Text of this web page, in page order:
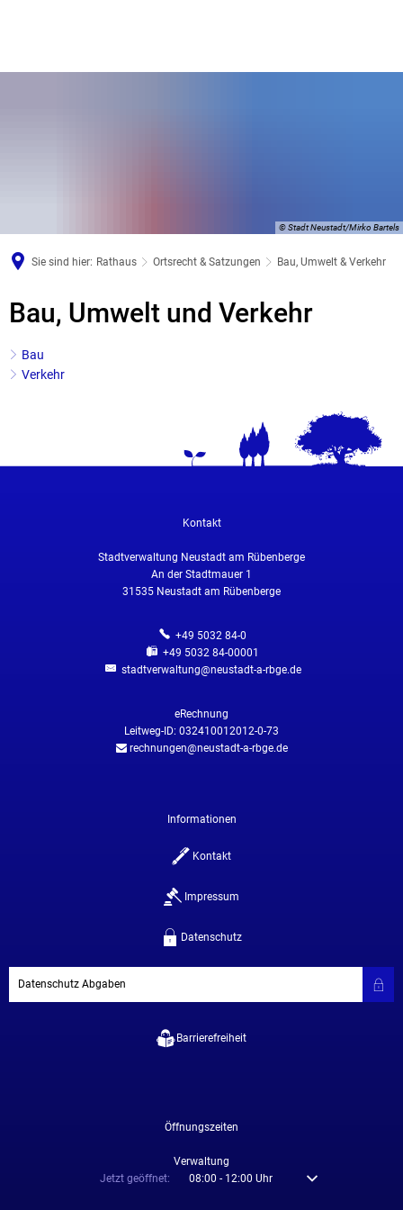
© Stadt Neustadt/Mirko Bartels
Sie sind hier: Rathaus Ortsrecht & Satzungen Bau, Umwelt & Verkehr
Bau,
&
Bau, Umwelt und Verkehr
Bau
Verkehr
Kontakt
Stadtverwaltung Neustadt am Rübenberge
An der Stadtmauer 1
31535 Neustadt am Rübenberge
+49 5032 84-0
+49 5032 84-00001
stadtverwaltung@neustadt-a-rbge.de
eRechnung
Leitweg-ID: 032410012012-0-73
rechnungen@neustadt-a-rbge.de
Informationen
Kontakt
Impressum
Datenschutz
Datenschutz Abgaben
Barrierefreiheit
Öffnungszeiten
Verwaltung
Klicken, um weitere Öffnungs- oder Schließzeiten auszublenden
Jetzt geöffnet: 08:00 - 12:00 Uhr Von 08:00 bis 12:00